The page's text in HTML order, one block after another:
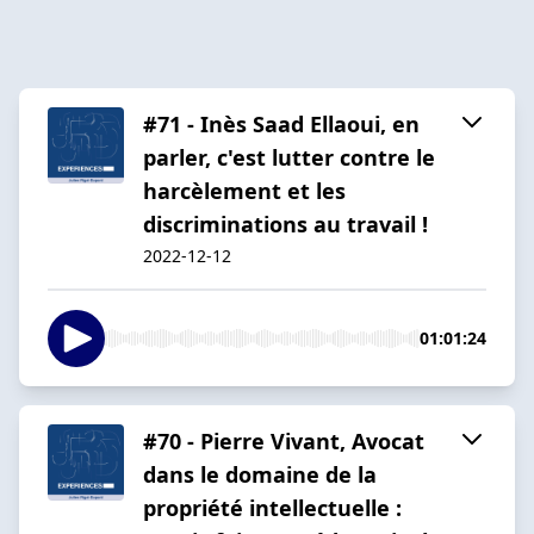
#71 - Inès Saad Ellaoui, en
parler, c'est lutter contre le
harcèlement et les
discriminations au travail !
2022-12-12
01:01:24
#70 - Pierre Vivant, Avocat
dans le domaine de la
propriété intellectuelle :